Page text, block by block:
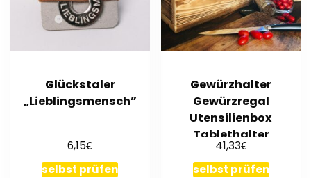
Glückstaler
„Lieblingsmensch”
6,15€
selbst prüfen
Gewürzhalter
Gewürzregal
Utensilienbox
Tablethalter
Rezeptehalter Holz
geflammt
41,33€
selbst prüfen